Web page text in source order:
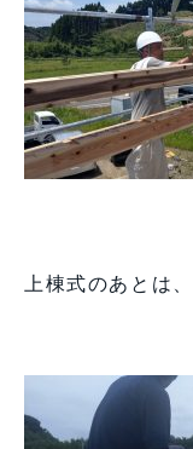
上棟式のあとは、